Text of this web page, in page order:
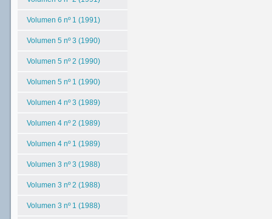
Volumen 6 nº 1 (1991)
Volumen 5 nº 3 (1990)
Volumen 5 nº 2 (1990)
Volumen 5 nº 1 (1990)
Volumen 4 nº 3 (1989)
Volumen 4 nº 2 (1989)
Volumen 4 nº 1 (1989)
Volumen 3 nº 3 (1988)
Volumen 3 nº 2 (1988)
Volumen 3 nº 1 (1988)